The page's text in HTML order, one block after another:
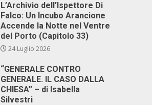
L’Archivio dell’Ispettore Di
Falco: Un Incubo Arancione
Accende la Notte nel Ventre
del Porto (Capitolo 33)
24 Luglio 2026
“GENERALE CONTRO
GENERALE. IL CASO DALLA
CHIESA” – di Isabella
Silvestri